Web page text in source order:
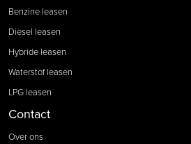
Benzine leasen
Diesel leasen
Hybride leasen
Waterstof leasen
LPG leasen
Contact
Over ons